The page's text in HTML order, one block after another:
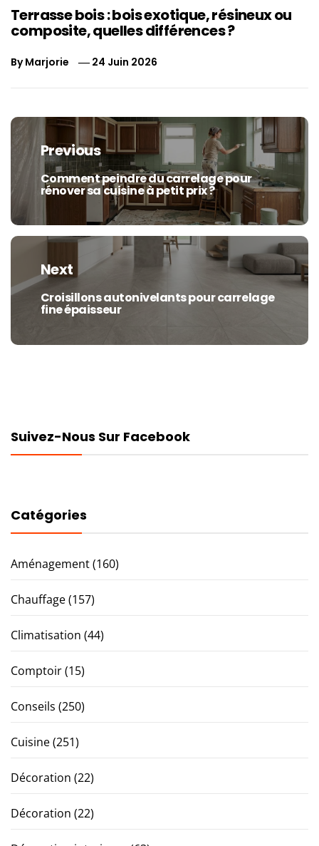
Terrasse bois : bois exotique, résineux ou
composite, quelles différences ?
ByMarjorie 24 Juin 2026
Navigation
de
l’article
Previous
Previous
post:
Comment peindre du carrelage pour
rénover sa cuisine à petit prix ?
Next
Next
post:
Croisillons autonivelants pour carrelage
fine épaisseur
Suivez-Nous Sur Facebook
Catégories
Aménagement(160)
Chauffage(157)
Climatisation (44)
Comptoir(15)
Conseils (250)
Cuisine(251)
Décoration (22)
Décoration (22)